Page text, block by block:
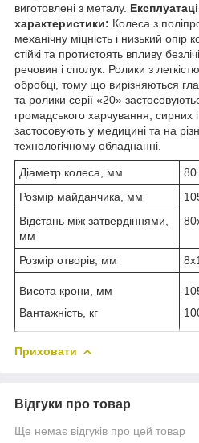
виготовлені з металу.
характеристики: Колеса з
механічну міцність і низький опір
стійкі та протистоять впливу
речовин і сполук. Ролики з
обробці, тому що вирізняються
та ролики серії «20»
громадського харчування, сирних
застосовують у медицині та на
технологічному обладнанні.
Діаметр колеса, мм
80
Розмір майданчика, мм
Відстань між затвердіннями,
мм
Розмір отворів, мм
Висота крони, мм
Вантажність, кг
Приховати
Відгуки про товар
Ще немає відгуків про цей товар